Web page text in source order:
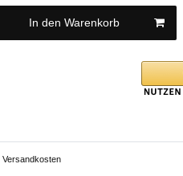
In den Warenkorb
Versandkosten